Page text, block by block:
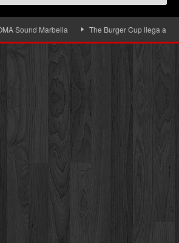
Marbella The Burger Cup llega a San